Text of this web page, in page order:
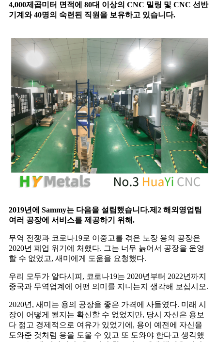
4,000제곱미터 면적에 80대 이상의 CNC 밀링 및 CNC 선반
기계와 40명의 숙련된 직원을 보유하고 있습니다.
2019년에 Sammy는 다음을 설립했습니다.제2 해외영업팀
여러 공장에 서비스를 제공하기 위해.
무역 전쟁과 코로나19로 이중고를 겪은 노장 용의 공장은
2020년 폐업 위기에 처했다. 그는 너무 늙어서 공장을 운영
할 수 없었고, 새미에게 도움을 요청했다.
우리 모두가 알다시피, 코로나19는 2020년부터 2022년까지
중국과 무역업계에 어떤 의미를 지니는지 생각해 보십시오.
2020년, 새미는 용의 공장을 좋은 가격에 사들였다. 미래 시
장이 어떻게 될지는 확신할 수 없었지만, 당시 자신은 용보
다 젊고 경제적으로 여유가 있었기에, 용이 예전에 자신을
도와준 것처럼 용을 도울 수 있고 또 도와야 한다고 생각했